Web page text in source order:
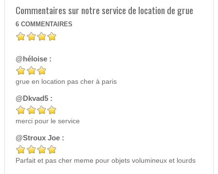
Commentaires sur notre service de location de grue
6 COMMENTAIRES
@héloise :
grue en location pas cher à paris
@Dkvad5 :
merci pour le service
@Stroux Joe :
Parfait et pas cher meme pour objets volumineux et lourds